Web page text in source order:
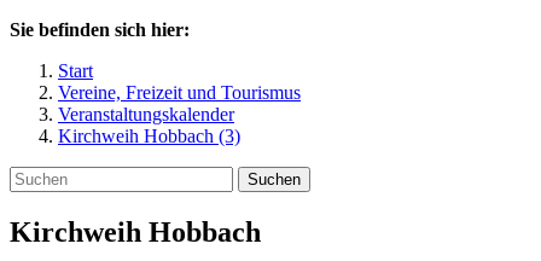
Sie befinden sich hier:
Start
Vereine, Freizeit und Tourismus
Veranstaltungskalender
Kirchweih Hobbach (3)
Suchen
Kirchweih Hobbach